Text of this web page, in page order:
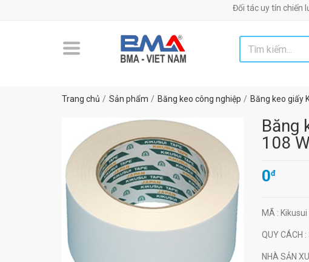
Đối tác uy tín chiến lược
Trang chủ Sản phẩm Băng keo công nghiệp Băng keo giấy
Băng
108
0đ
MÃ :
QUY CÁCH
NHÀ SẢN